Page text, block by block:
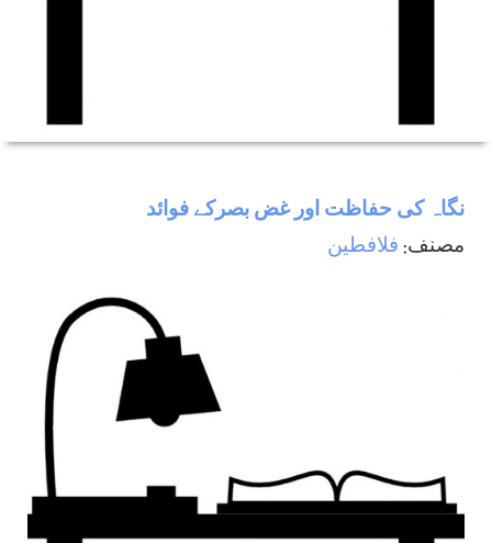
نگاہ كی حفاظت اور غض بصركے فوائد
مصنف: فلافطين